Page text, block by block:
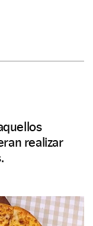
realizar